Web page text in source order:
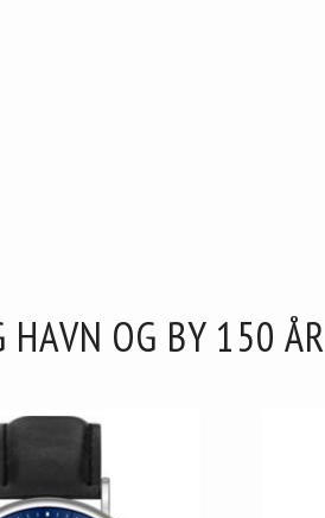
HAVN OG BY 150 ÅR